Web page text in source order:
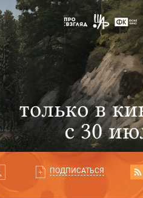
ПОДПИСАТЬСЯ